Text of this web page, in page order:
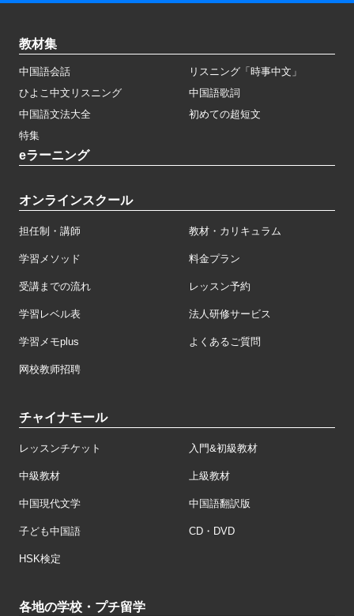
教材集
中国語会話
リスニング「時事中文」
ひよこ中文リスニング
中国語歌詞
中国語文法大全
初めての超短文
特集
eラーニング
オンラインスクール
担任制・講師 教材・カリキュラム
学習メソッド 料金プラン
受講までの流れ レッスン予約
学習レベル表 法人研修サービス
学習メモplus よくあるご質問
网校教师招聘
チャイナモール
レッスンチケット 入門&初級教材
中級教材 上級教材
中国現代文学 中国語翻訳版
子ども中国語 CD・DVD
HSK検定
各地の学校・プチ留学